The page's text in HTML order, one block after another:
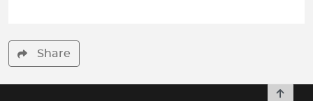
Share
To top